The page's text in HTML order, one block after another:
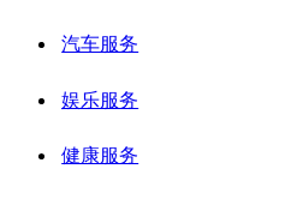
汽车服务
娱乐服务
健康服务